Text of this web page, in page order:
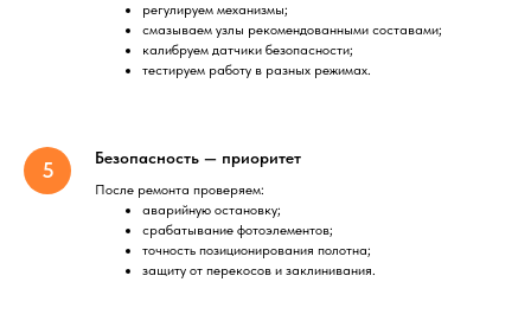
регулируем механизмы;
смазываем узлы рекомендованными составами;
калибруем датчики безопасности;
тестируем работу в разных режимах.
Безопасность — приоритет
После ремонта проверяем:
аварийную остановку;
срабатывание фотоэлементов;
точность позиционирования полотна;
защиту от перекосов и заклинивания.